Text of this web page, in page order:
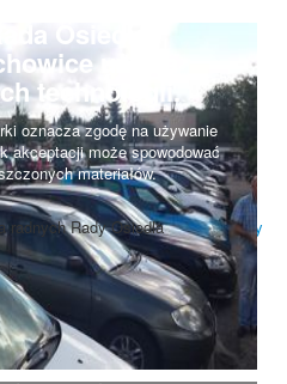
Osiedla
używa
technologii.
oznacza zgodę na używanie
akceptacji może spowodować
materiałów.
Do góry
radnych Rady Osiedla